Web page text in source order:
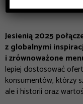
Jesienią 2025
z globalnymi
i zrównoważone
lepiej dostosować
konsumentów, którzy
ale i historii oraz